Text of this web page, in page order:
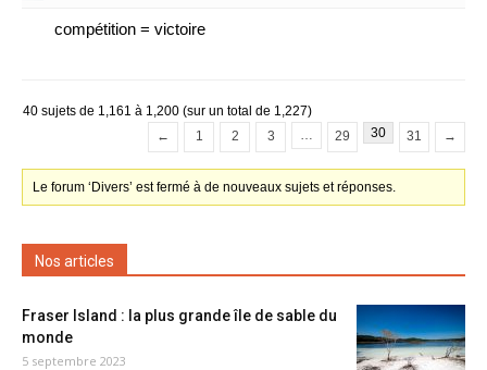
compétition = victoire
40 sujets de 1,161 à 1,200 (sur un total de 1,227)
←
1 2 3 … 29 30 31 →
Le forum ‘Divers’ est fermé à de nouveaux sujets et réponses.
Nos articles
Fraser Island : la plus grande île de sable du
monde
5 septembre 2023